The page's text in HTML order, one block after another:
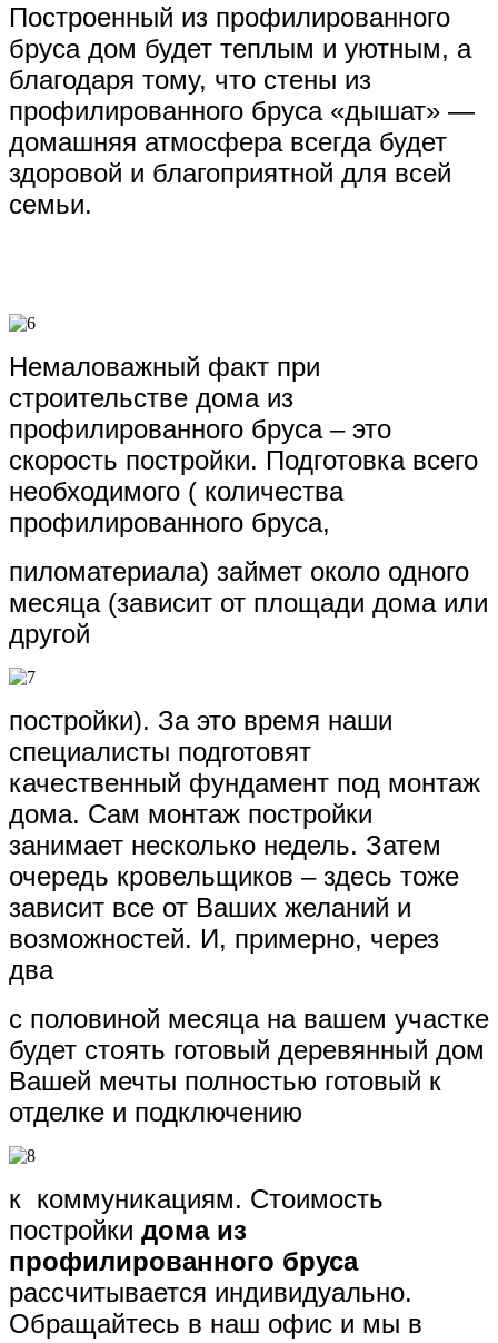
Построенный из профилированного
бруса дом будет теплым и уютным, а
благодаря тому, что стены из
профилированного бруса «дышат» —
домашняя атмосфера всегда будет
здоровой и благоприятной для всей
семьи.
Немаловажный факт при
строительстве дома из
профилированного бруса – это
скорость постройки. Подготовка всего
необходимого ( количества
профилированного бруса,
пиломатериала) займет около одного
месяца (зависит от площади дома или
другой
постройки). За это время наши
специалисты подготовят
качественный фундамент под монтаж
дома. Сам монтаж постройки
занимает несколько недель. Затем
очередь кровельщиков – здесь тоже
зависит все от Ваших желаний и
возможностей. И, примерно, через
два
с половиной месяца на вашем участке
будет стоять готовый деревянный дом
Вашей мечты полностью готовый к
отделке и подключению
к коммуникациям. Стоимость
постройки дома из
профилированного бруса
рассчитывается индивидуально.
Обращайтесь в наш офис и мы в